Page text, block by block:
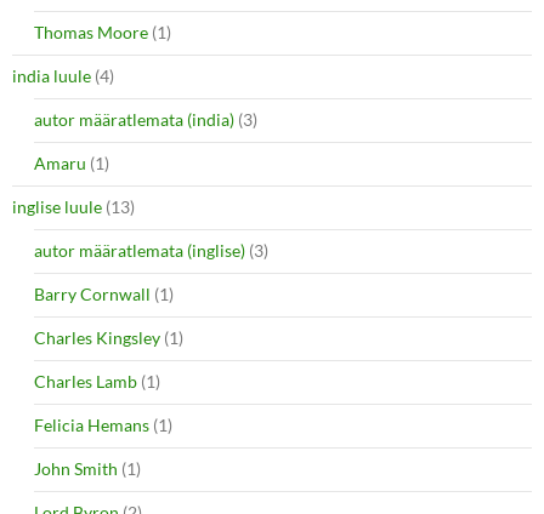
Thomas Moore (1)
india luule (4)
autor määratlemata (india) (3)
Amaru (1)
inglise luule (13)
autor määratlemata (inglise) (3)
Barry Cornwall (1)
Charles Kingsley (1)
Charles Lamb (1)
Felicia Hemans (1)
John Smith (1)